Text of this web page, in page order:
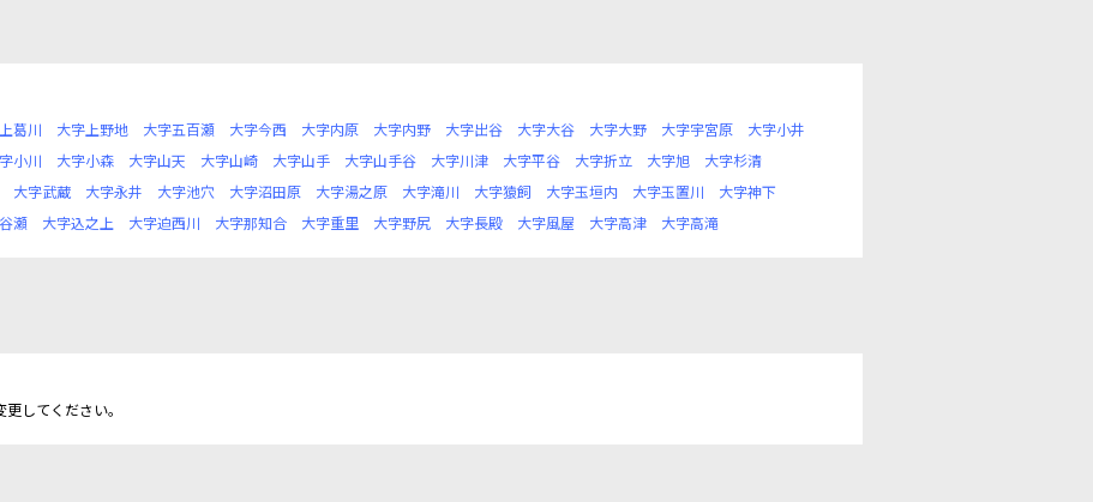
葛川 大字上野地 大字五百瀬 大字今西 大字内原 大字内野 大字出谷 大字大谷 大字大野 大字宇宮原
大字小井
小川 大字小森 大字山天 大字山崎 大字山手 大字山手谷 大字川津 大字平谷 大字折立 大字旭
大字杉清
大字武蔵 大字永井 大字池穴 大字沼田原 大字湯之原 大字滝川 大字猿飼 大字玉垣内 大字玉置川
大字神下
瀬 大字込之上 大字迫西川 大字那知合 大字重里 大字野尻 大字長殿 大字風屋 大字高津 大字高滝
してください。